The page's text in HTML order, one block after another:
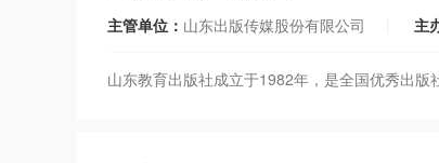
主管单位： 山东出版传媒股份有限公司 主
山东教育出版社成立于1982年，是全国优秀出版